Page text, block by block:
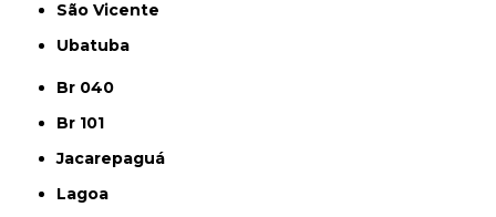
São Vicente
Ubatuba
Br 040
Br 101
Jacarepaguá
Lagoa